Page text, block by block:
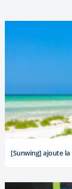
[Sunwing] ajoute